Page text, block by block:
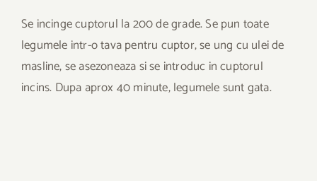
Se incinge cuptorul la 200 de grade. Se pun toate
legumele intr-o tava pentru cuptor, se ung cu ulei de
masline, se asezoneaza si se introduc in cuptorul
incins. Dupa aprox 40 minute, legumele sunt gata.